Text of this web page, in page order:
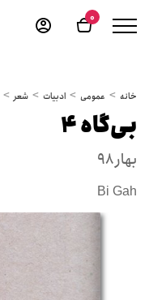
0
خانه عمومی ادبیات شعر
بی‌گاه 4
بهار ۹۸
Bi Gah